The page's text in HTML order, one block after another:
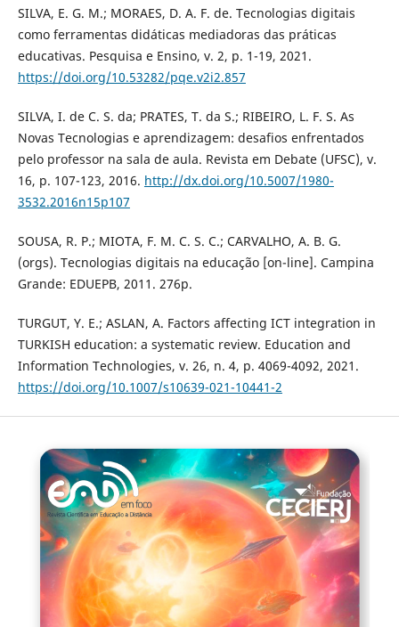
SILVA, E. G. M.; MORAES, D. A. F. de. Tecnologias digitais
como ferramentas didáticas mediadoras das práticas
educativas. Pesquisa e Ensino, v. 2, p. 1-19, 2021.
https://doi.org/10.53282/pqe.v2i2.857
SILVA, I. de C. S. da; PRATES, T. da S.; RIBEIRO, L. F. S. As
Novas Tecnologias e aprendizagem: desafios enfrentados
pelo professor na sala de aula. Revista em Debate (UFSC), v.
16, p. 107-123, 2016. http://dx.doi.org/10.5007/1980-
3532.2016n15p107
SOUSA, R. P.; MIOTA, F. M. C. S. C.; CARVALHO, A. B. G.
(orgs). Tecnologias digitais na educação [on-line]. Campina
Grande: EDUEPB, 2011. 276p.
TURGUT, Y. E.; ASLAN, A. Factors affecting ICT integration in
TURKISH education: a systematic review. Education and
Information Technologies, v. 26, n. 4, p. 4069-4092, 2021.
https://doi.org/10.1007/s10639-021-10441-2